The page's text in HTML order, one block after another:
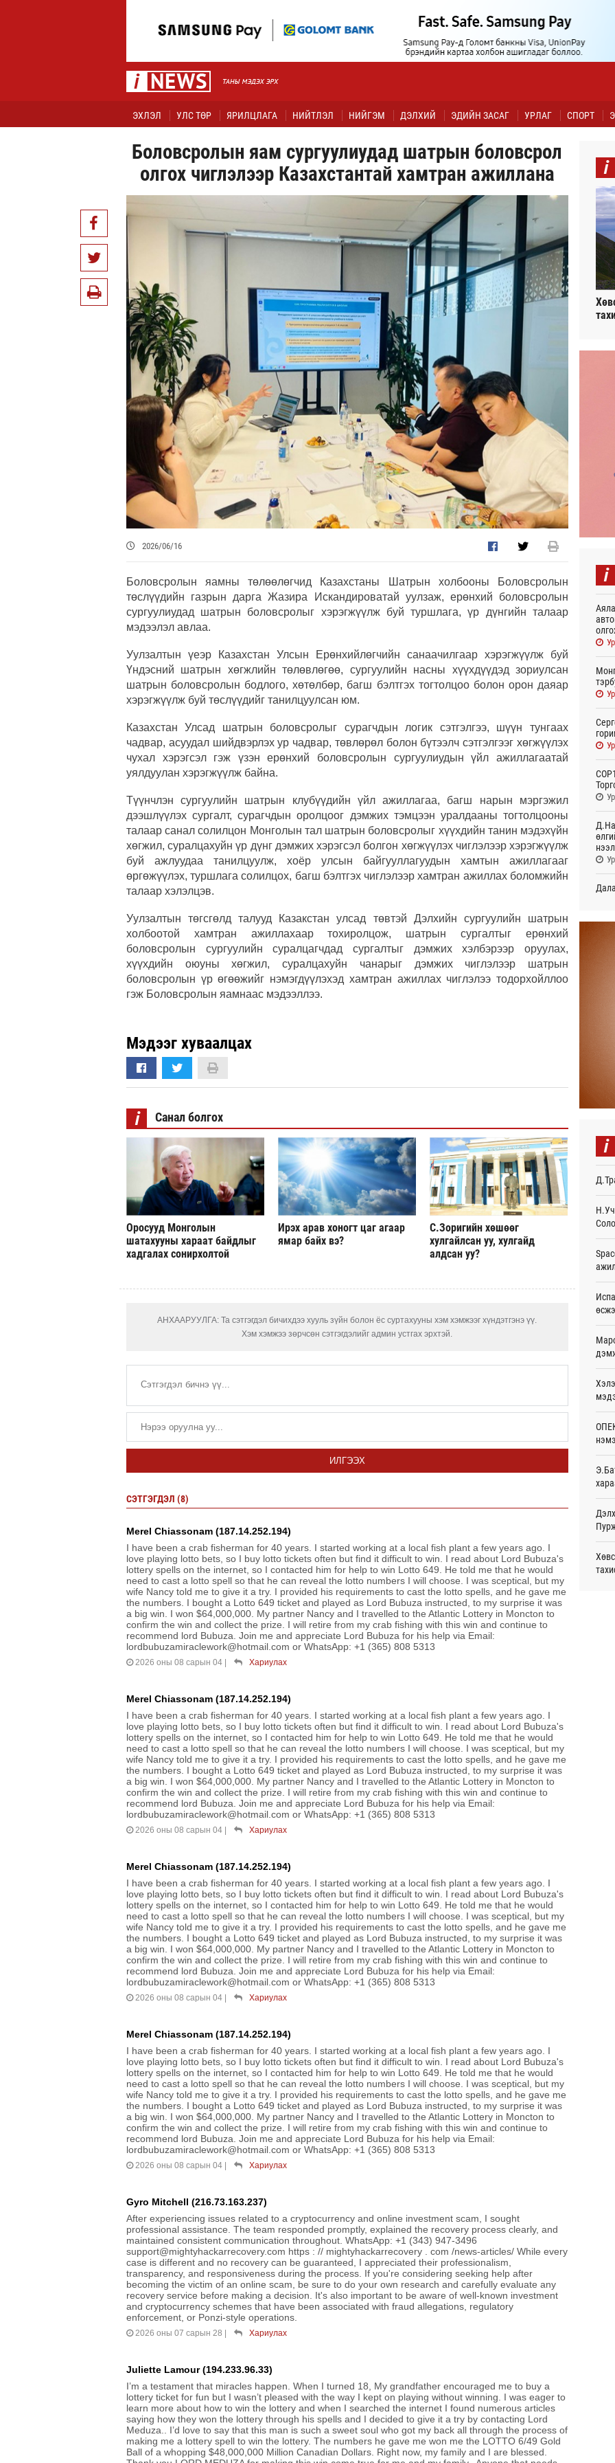
ЭХЛЭЛ УЛС ТӨР ЯРИЛЦЛАГА НИЙТЛЭЛ НИЙГЭМ ДЭЛХИЙ ЭДИЙН ЗАСАГ УРЛАГ СПОРТ
Боловсролын яам сургуулиудад шатрын боловсрол
олгох чиглэлээр Казахстантай хамтран ажиллана
2026/06/16
Боловсролын яамны төлөөлөгчид Казахстаны Шатрын холбооны Боловсролын
төслүүдийн газрын дарга Жазира Искандироватай уулзаж, ерөнхий боловсролын
сургуулиудад шатрын боловсролыг хэрэгжүүлж буй туршлага, үр дүнгийн талаар
мэдээлэл авлаа.
Уулзалтын үеэр Казахстан Улсын Ерөнхийлөгчийн санаачилгаар хэрэгжүүлж буй
Үндэсний шатрын хөгжлийн төлөвлөгөө, сургуулийн насны хүүхдүүдэд зориулсан
шатрын боловсролын бодлого, хөтөлбөр, багш бэлтгэх тогтолцоо болон орон даяар
хэрэгжүүлж буй төслүүдийг танилцуулсан юм.
Казахстан Улсад шатрын боловсролыг сурагчдын логик сэтгэлгээ, шүүн тунгаах
чадвар, асуудал шийдвэрлэх ур чадвар, төвлөрөл болон бүтээлч сэтгэлгээг хөгжүүлэх
чухал хэрэгсэл гэж үзэн ерөнхий боловсролын сургуулиудын үйл ажиллагаатай
уялдуулан хэрэгжүүлж байна.
Түүнчлэн сургуулийн шатрын клубүүдийн үйл ажиллагаа, багш нарын мэргэжил
дээшлүүлэх сургалт, сурагчдын оролцоог дэмжих тэмцээн уралдааны тогтолцооны
талаар санал солилцон Монголын тал шатрын боловсролыг хүүхдийн танин мэдэхүйн
хөгжил, суралцахуйн үр дүнг дэмжих хэрэгсэл болгон хөгжүүлэх чиглэлээр хэрэгжүүлж
буй ажлуудаа танилцуулж, хоёр улсын байгууллагуудын хамтын ажиллагааг
өргөжүүлэх, туршлага солилцох, багш бэлтгэх чиглэлээр хамтран ажиллах боломжийн
талаар хэлэлцэв.
Уулзалтын төгсгөлд талууд Казакстан улсад төвтэй Дэлхийн сургуулийн шатрын
холбоотой хамтран ажиллахаар тохиролцож, шатрын сургалтыг ерөнхий
боловсролын сургуулийн суралцагчдад сургалтыг дэмжих хэлбэрээр оруулах,
хүүхдийн оюуны хөгжил, суралцахуйн чанарыг дэмжих чиглэлээр шатрын
боловсролын үр өгөөжийг нэмэгдүүлэхэд хамтран ажиллах чиглэлээ тодорхойллоо
гэж Боловсролын яамнаас мэдээллээ.
Мэдээг хуваалцах
i Санал болгох
Оросууд Монголын
шатахууны хараат байдлыг
хадгалах сонирхолтой
Ирэх арав хоногт цаг агаар
ямар байх вэ?
С.Зоригийн хөшөөг
хулгайлсан уу, хулгайд
алдсан уу?
АНХААРУУЛГА: Та сэтгэгдэл бичихдээ хууль зүйн болон ёс суртахууны хэм хэмжээг хүндэтгэнэ үү.
Хэм хэмжээ зөрчсөн сэтгэгдэлийг админ устгах эрхтэй.
ИЛГЭЭХ
СЭТГЭГДЭЛ (8)
Merel Chiassonam (187.14.252.194)
I have been a crab fisherman for 40 years. I started working at a local fish plant a few years ago. I
love playing lotto bets, so I buy lotto tickets often but find it difficult to win. I read about Lord Bubuza's
lottery spells on the internet, so I contacted him for help to win Lotto 649. He told me that he would
need to cast a lotto spell so that he can reveal the lotto numbers I will choose. I was sceptical, but my
wife Nancy told me to give it a try. I provided his requirements to cast the lotto spells, and he gave me
the numbers. I bought a Lotto 649 ticket and played as Lord Bubuza instructed, to my surprise it was
a big win. I won $64,000,000. My partner Nancy and I travelled to the Atlantic Lottery in Moncton to
confirm the win and collect the prize. I will retire from my crab fishing with this win and continue to
recommend lord Bubuza. Join me and appreciate Lord Bubuza for his help via Email:
lordbubuzamiraclework@hotmail.com or WhatsApp: +1 (365) 808 5313
2026 оны 08 сарын 04 Хариулах
Merel Chiassonam (187.14.252.194)
I have been a crab fisherman for 40 years. I started working at a local fish plant a few years ago. I
love playing lotto bets, so I buy lotto tickets often but find it difficult to win. I read about Lord Bubuza's
lottery spells on the internet, so I contacted him for help to win Lotto 649. He told me that he would
need to cast a lotto spell so that he can reveal the lotto numbers I will choose. I was sceptical, but my
wife Nancy told me to give it a try. I provided his requirements to cast the lotto spells, and he gave me
the numbers. I bought a Lotto 649 ticket and played as Lord Bubuza instructed, to my surprise it was
a big win. I won $64,000,000. My partner Nancy and I travelled to the Atlantic Lottery in Moncton to
confirm the win and collect the prize. I will retire from my crab fishing with this win and continue to
recommend lord Bubuza. Join me and appreciate Lord Bubuza for his help via Email:
lordbubuzamiraclework@hotmail.com or WhatsApp: +1 (365) 808 5313
2026 оны 08 сарын 04 Хариулах
Merel Chiassonam (187.14.252.194)
I have been a crab fisherman for 40 years. I started working at a local fish plant a few years ago. I
love playing lotto bets, so I buy lotto tickets often but find it difficult to win. I read about Lord Bubuza's
lottery spells on the internet, so I contacted him for help to win Lotto 649. He told me that he would
need to cast a lotto spell so that he can reveal the lotto numbers I will choose. I was sceptical, but my
wife Nancy told me to give it a try. I provided his requirements to cast the lotto spells, and he gave me
the numbers. I bought a Lotto 649 ticket and played as Lord Bubuza instructed, to my surprise it was
a big win. I won $64,000,000. My partner Nancy and I travelled to the Atlantic Lottery in Moncton to
confirm the win and collect the prize. I will retire from my crab fishing with this win and continue to
recommend lord Bubuza. Join me and appreciate Lord Bubuza for his help via Email:
lordbubuzamiraclework@hotmail.com or WhatsApp: +1 (365) 808 5313
2026 оны 08 сарын 04 Хариулах
Merel Chiassonam (187.14.252.194)
I have been a crab fisherman for 40 years. I started working at a local fish plant a few years ago. I
love playing lotto bets, so I buy lotto tickets often but find it difficult to win. I read about Lord Bubuza's
lottery spells on the internet, so I contacted him for help to win Lotto 649. He told me that he would
need to cast a lotto spell so that he can reveal the lotto numbers I will choose. I was sceptical, but my
wife Nancy told me to give it a try. I provided his requirements to cast the lotto spells, and he gave me
the numbers. I bought a Lotto 649 ticket and played as Lord Bubuza instructed, to my surprise it was
a big win. I won $64,000,000. My partner Nancy and I travelled to the Atlantic Lottery in Moncton to
confirm the win and collect the prize. I will retire from my crab fishing with this win and continue to
recommend lord Bubuza. Join me and appreciate Lord Bubuza for his help via Email:
lordbubuzamiraclework@hotmail.com or WhatsApp: +1 (365) 808 5313
2026 оны 08 сарын 04 Хариулах
Gyro Mitchell (216.73.163.237)
After experiencing issues related to a cryptocurrency and online investment scam, I sought
professional assistance. The team responded promptly, explained the recovery process clearly, and
maintained consistent communication throughout. WhatsApp: +1 (343) 947-3496
support@mightyhackarrecovery.com https : // mightyhackarrecovery . com /news-articles/ While every
case is different and no recovery can be guaranteed, I appreciated their professionalism,
transparency, and responsiveness during the process. If you're considering seeking help after
becoming the victim of an online scam, be sure to do your own research and carefully evaluate any
recovery service before making a decision. It's also important to be aware of well-known investment
and cryptocurrency schemes that have been associated with fraud allegations, regulatory
enforcement, or Ponzi-style operations.
2026 оны 07 сарын 28 Хариулах
Juliette Lamour (194.233.96.33)
I’m a testament that miracles happen. When I turned 18, My grandfather encouraged me to buy a
lottery ticket for fun but I wasn’t pleased with the way I kept on playing without winning. I was eager to
learn more about how to win the lottery and when I searched the internet I found numerous articles
saying how they won the lottery through his spells and I decided to give it a try by contacting Lord
Meduza.. I’d love to say that this man is such a sweet soul who got my back all through the process of
making me a lottery spell to win the lottery. The numbers he gave me won me the LOTTO 6/49 Gold
Ball of a whopping $48,000,000 Million Canadian Dollars. Right now, my family and I are blessed.
i
i
Энэ
АНУ-
i